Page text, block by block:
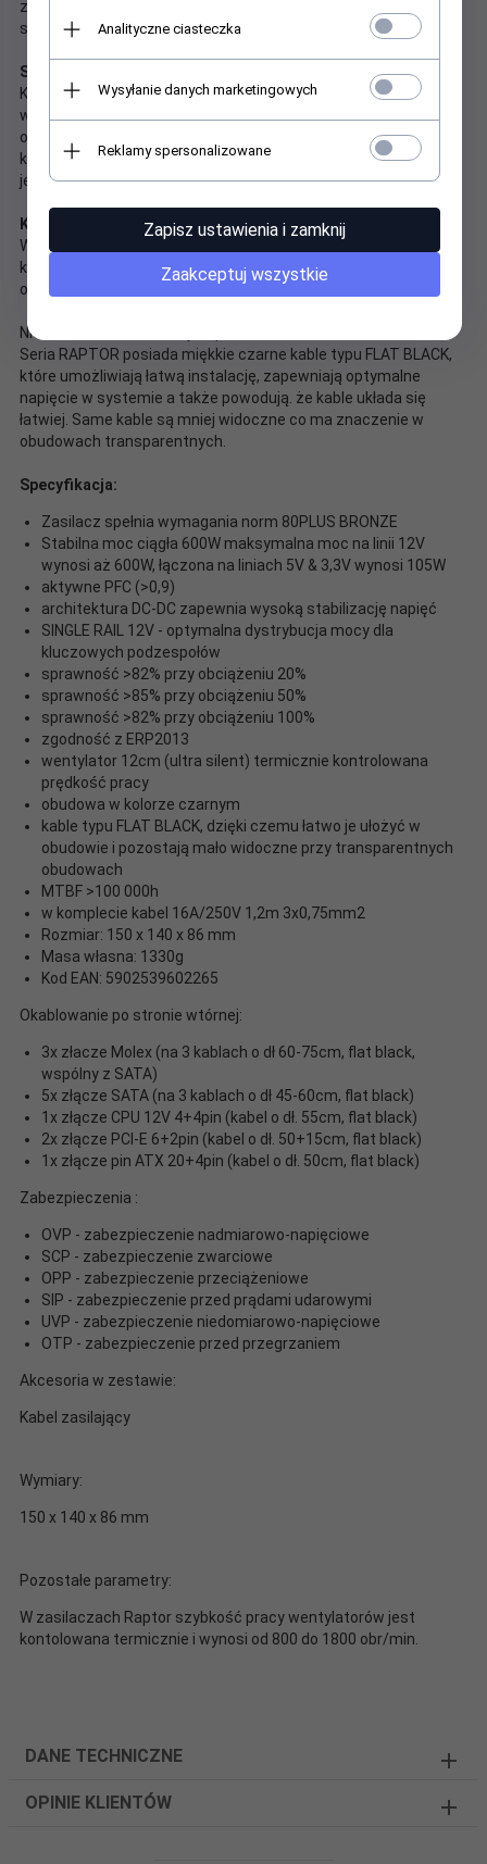
zastosowano kondensatory polimerowe, które charakteryzują
się bardzo małymi stratami.
Single +12V RAIL
Konstrukcja z pojedynczą szyną +12V zapewnia stabilny prąd
wyjściowy przy dużym obciążeniu a przede wszystkich bardziej
optymalną dystrybucje mocy dla poszczególnych
komponentów komputera. Jest to szczególnie istotne dla
jednostek z wydajnymi procesorami i kartami graficznymi.
Kabel zasilający w zestawie
Wszystkie zasilacze REBELTEC sprzedawane są z sieciowym
kablem zasilającym, dzięki czemu nie musisz dokupywać go
osobno - oszczędzasz czas i pieniądze.
Niemodułowa konstrukcja z płaskimi kablami FLAT BLACK
Seria RAPTOR posiada miękkie czarne kable typu FLAT BLACK,
które umożliwiają łatwą instalację, zapewniają optymalne
napięcie w systemie a także powodują. że kable układa się
łatwiej. Same kable są mniej widoczne co ma znaczenie w
obudowach transparentnych.
Specyfikacja:
Zasilacz spełnia wymagania norm 80PLUS BRONZE
Stabilna moc ciągła 600W maksymalna moc na linii 12V
wynosi aż 600W, łączona na liniach 5V & 3,3V wynosi 105W
aktywne PFC (>0,9)
architektura DC-DC zapewnia wysoką stabilizację napięć
SINGLE RAIL 12V - optymalna dystrybucja mocy dla
kluczowych podzespołów
sprawność >82% przy obciążeniu 20%
sprawność >85% przy obciążeniu 50%
sprawność >82% przy obciążeniu 100%
zgodność z ERP2013
wentylator 12cm (ultra silent) termicznie kontrolowana
prędkość pracy
obudowa w kolorze czarnym
kable typu FLAT BLACK, dzięki czemu łatwo je ułożyć w
obudowie i pozostają mało widoczne przy transparentnych
obudowach
MTBF >100 000h
w komplecie kabel 16A/250V 1,2m 3x0,75mm2
Rozmiar: 150 x 140 x 86 mm
Masa własna: 1330g
Kod EAN: 5902539602265
Okablowanie po stronie wtórnej:
3x złacze Molex (na 3 kablach o dł 60-75cm, flat black,
wspólny z SATA)
5x złącze SATA (na 3 kablach o dł 45-60cm, flat black)
1x złącze CPU 12V 4+4pin (kabel o dł. 55cm, flat black)
2x złącze PCI-E 6+2pin (kabel o dł. 50+15cm, flat black)
1x złącze pin ATX 20+4pin (kabel o dł. 50cm, flat black)
Zabezpieczenia :
OVP - zabezpieczenie nadmiarowo-napięciowe
SCP - zabezpieczenie zwarciowe
OPP - zabezpieczenie przeciążeniowe
SIP - zabezpieczenie przed prądami udarowymi
UVP - zabezpieczenie niedomiarowo-napięciowe
OTP - zabezpieczenie przed przegrzaniem
Akcesoria w zestawie:
Kabel zasilający
Wymiary:
150 x 140 x 86 mm
Pozostałe parametry:
W zasilaczach Raptor szybkość pracy wentylatorów jest
kontolowana termicznie i wynosi od 800 do 1800 obr/min.
DANE TECHNICZNE
OPINIE KLIENTÓW
Analityczne ciasteczka
Wysyłanie danych marketingowych
Reklamy spersonalizowane
Zapisz ustawienia i zamknij
Zaakceptuj wszystkie